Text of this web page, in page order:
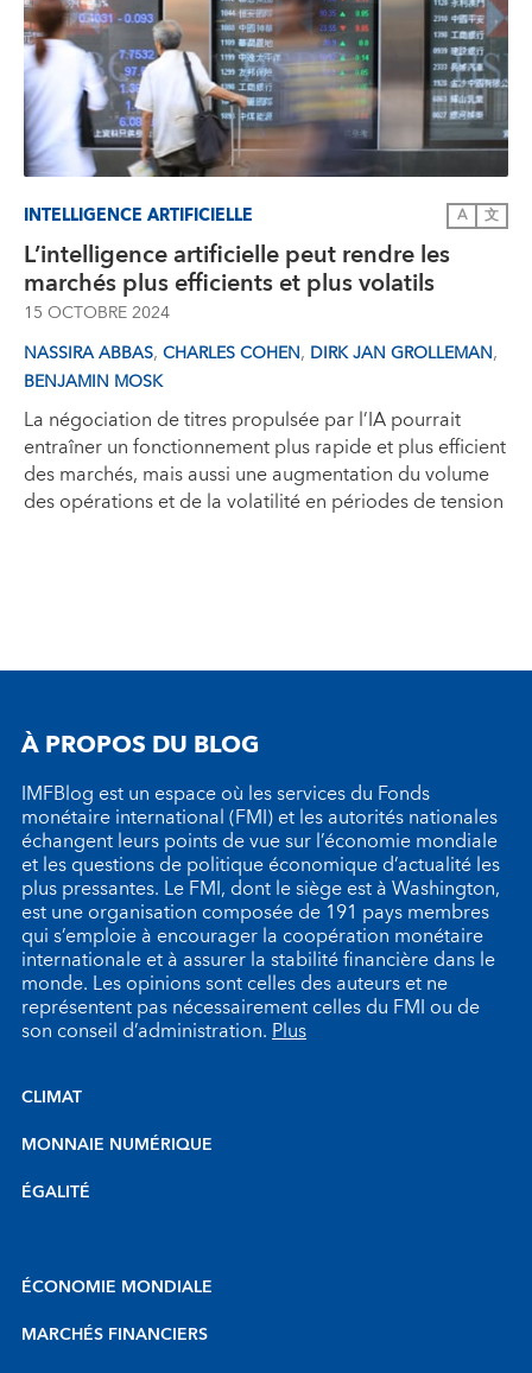
INTELLIGENCE ARTIFICIELLE A 文
L’intelligence artificielle peut rendre les
marchés plus efficients et plus volatils
15 OCTOBRE 2024
NASSIRA ABBAS, CHARLES COHEN, DIRK JAN GROLLEMAN,
BENJAMIN MOSK
La négociation de titres propulsée par l’IA pourrait
entraîner un fonctionnement plus rapide et plus efficient
des marchés, mais aussi une augmentation du volume
des opérations et de la volatilité en périodes de tension
À PROPOS DU BLOG
IMFBlog est un espace où les services du Fonds
monétaire international (FMI) et les autorités nationales
échangent leurs points de vue sur l’économie mondiale
et les questions de politique économique d’actualité les
plus pressantes. Le FMI, dont le siège est à Washington,
est une organisation composée de 191 pays membres
qui s’emploie à encourager la coopération monétaire
internationale et à assurer la stabilité financière dans le
monde. Les opinions sont celles des auteurs et ne
représentent pas nécessairement celles du FMI ou de
son conseil d’administration.Plus
CLIMAT
MONNAIE NUMÉRIQUE
ÉGALITÉ
ÉCONOMIE MONDIALE
MARCHÉS FINANCIERS